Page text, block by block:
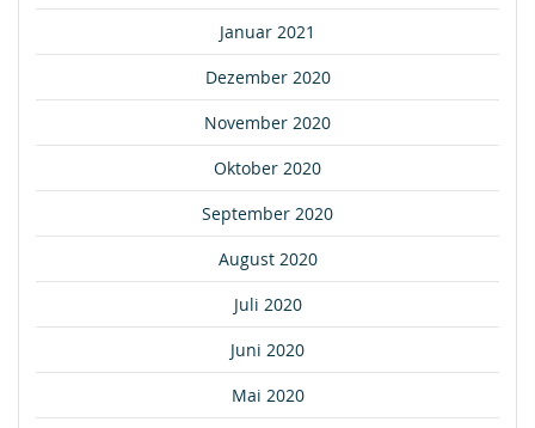
Januar 2021
Dezember 2020
November 2020
Oktober 2020
September 2020
August 2020
Juli 2020
Juni 2020
Mai 2020